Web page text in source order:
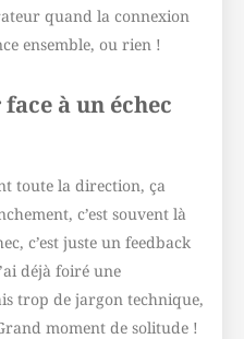
quand la connexion
ensemble, ou rien !
à un échec
toute la direction, ça
c’est souvent là
c’est juste un feedback
déjà foiré une
trop de jargon technique,
moment de solitude !